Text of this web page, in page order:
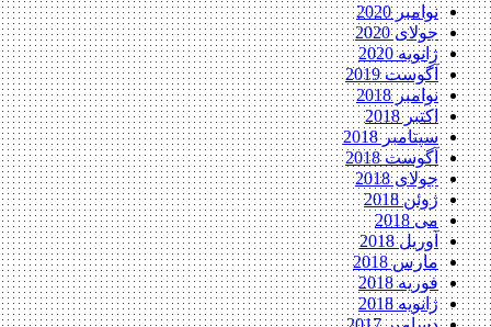
نوامبر 2020
جولای 2020
ژانویه 2020
آگوست 2019
نوامبر 2018
اکتبر 2018
سپتامبر 2018
آگوست 2018
جولای 2018
ژوئن 2018
می 2018
آوریل 2018
مارس 2018
فوریه 2018
ژانویه 2018